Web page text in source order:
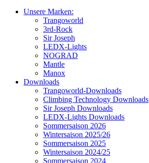
Unsere Marken:
Trangoworld
3rd-Rock
Sir Joseph
LEDX-Lights
NOGRAD
Mantle
Manox
Downloads
Trangoworld-Downloads
Climbing Technology Downloads
Sir Joseph Downloads
LEDX-Lights Downloads
Sommersaison 2026
Wintersaison 2025/26
Sommersaison 2025
Wintersaison 2024/25
Sommersaison 2024